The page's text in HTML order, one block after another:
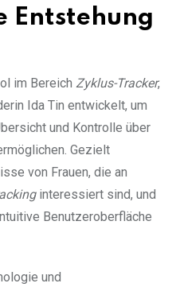
Entstehung
im Bereich Zyklus-Tracker,
Ida Tin entwickelt, um
und Kontrolle über
Gezielt
von Frauen, die an
interessiert sind, und
Benutzeroberfläche
und